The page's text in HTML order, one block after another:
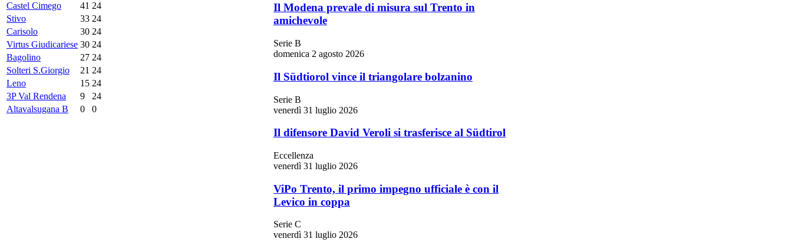
Castel Cimego
41 24
Stivo
33 24
Carisolo
30 24
Virtus Giudicariese 30 24
Bagolino
27 24
Solteri S.Giorgio
21 24
Leno
15 24
3P Val Rendena
9
24
Altavalsugana B
0 0
Il Modena prevale di misura sul Trento in
amichevole
Serie B
domenica 2 agosto 2026
Il Südtiorol vince il triangolare bolzanino
Serie B
venerdì 31 luglio 2026
Il difensore David Veroli si trasferisce al Südtirol
Eccellenza
venerdì 31 luglio 2026
ViPo Trento, il primo impegno ufficiale è con il
Levico in coppa
Serie C
venerdì 31 luglio 2026